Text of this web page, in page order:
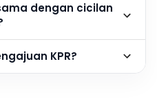
dengan cicilan
KPR?